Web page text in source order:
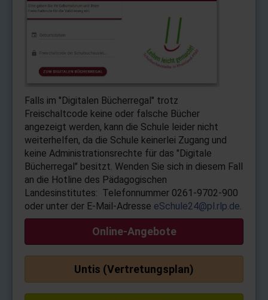
Falls im "Digitalen Bücherregal" trotz
Freischaltcode keine oder falsche Bücher
angezeigt werden, kann die Schule leider nicht
weiterhelfen, da die Schule keinerlei Zugang und
keine Administrationsrechte für das "Digitale
Bücherregal" besitzt. Wenden Sie sich in diesem Fall
an die Hotline des Pädagogischen
Landesinstitutes: Telefonnummer 0261-9702-900
oder unter der E-Mail-Adresse eSchule24@pl.rlp.de
Online-Angebote
Untis (Vertretungsplan)